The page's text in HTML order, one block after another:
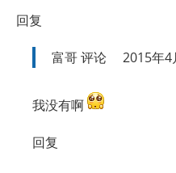
回复
富哥评论 2015年4
我没有啊
回复